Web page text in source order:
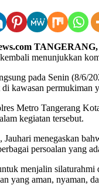
menunjukkan
pada Senin (8/6/
kawasan permukiman
Metro Tangerang
kegiatan tersebut.
Jauhari menegaskan
persoalan yang
menjalin silaturahmi
yang aman, nyaman,